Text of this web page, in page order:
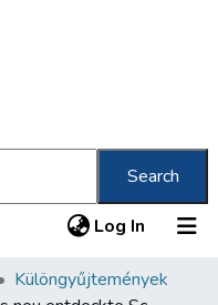
Search
Log In (current)
Különgyűjtemények